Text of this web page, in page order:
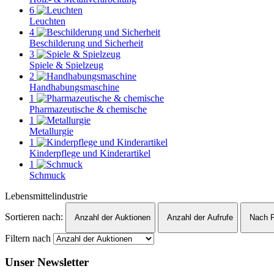
6
Leuchten
4
Beschilderung und Sicherheit
3
Spiele & Spielzeug
2
Handhabungsmaschine
1
Pharmazeutische & chemische
1
Metallurgie
1
Kinderpflege und Kinderartikel
1
Schmuck
Lebensmittelindustrie
Sortieren nach:
Anzahl der Auktionen Anzahl der Aufrufe Nach
Filtern nach
Unser Newsletter